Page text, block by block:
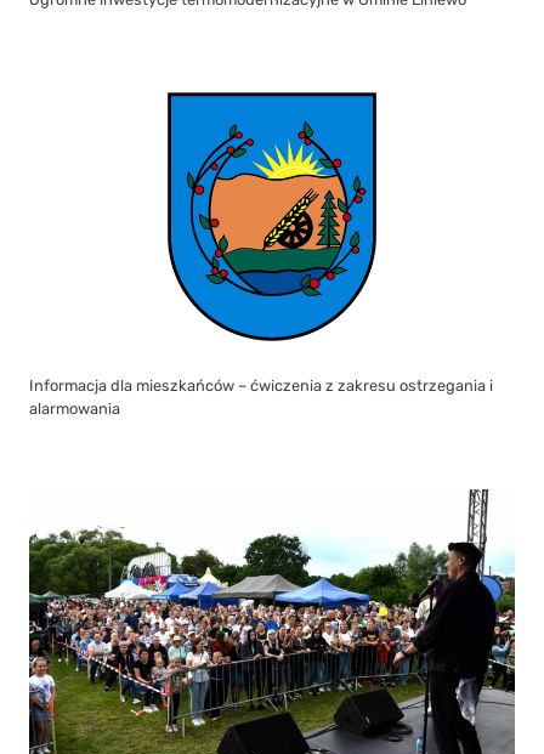
Informacja dla mieszkańców – ćwiczenia z zakresu ostrzegania i
alarmowania